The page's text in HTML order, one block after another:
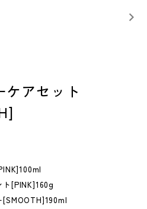
ケアセット
[PINK]160g
[SMOOTH]190ml